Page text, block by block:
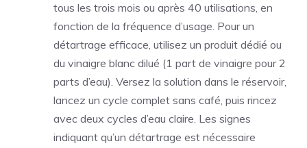
tous les trois mois ou après 40 utilisations, en
fonction de la fréquence d’usage. Pour un
détartrage efficace, utilisez un produit dédié ou
du vinaigre blanc dilué (1 part de vinaigre pour 2
parts d’eau). Versez la solution dans le réservoir,
lancez un cycle complet sans café, puis rincez
avec deux cycles d’eau claire. Les signes
indiquant qu’un détartrage est nécessaire